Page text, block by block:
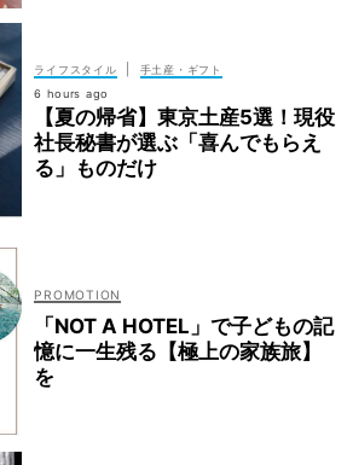
ライフスタイル
手土産・ギフト
6 hours ago
【夏の帰省】東京土産5選！現役
社長秘書が選ぶ「喜んでもらえ
る」ものだけ
「NOT A HOTEL」で子どもの記
憶に一生残る【極上の家族旅】
を